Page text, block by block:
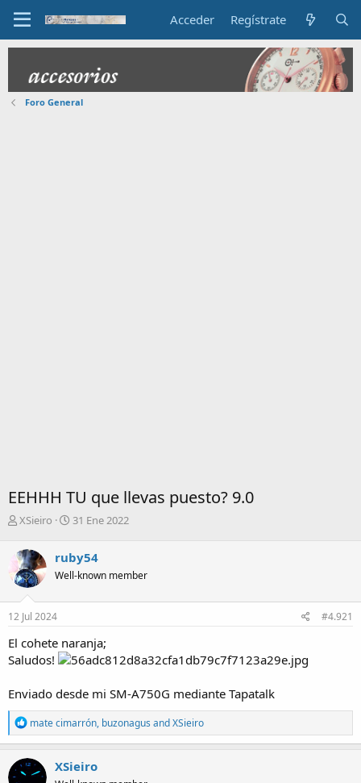
Acceder Regístrate
Foro General
EEHHH TU que llevas puesto? 9.0
I
i
c
i
a
d
o
d
e
t
e
m
a
XSieiro
F
h
a
e
i
c
o
31 Ene 2022
ruby54
Well-known member
12 Jul 2024 #4.921
El cohete naranja;
Saludos!
Enviado desde mi SM-A750G mediante Tapatalk
R
e
a
c
t
mate cimarrón, buzonagus andXSieiro
XSieiro